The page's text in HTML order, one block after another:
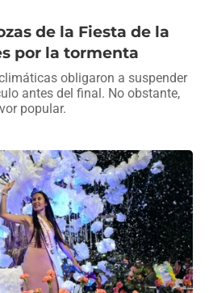
de la Fiesta de la
por la tormenta
obligaron a suspender
antes del final. No obstante,
popular.